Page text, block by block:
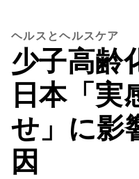
ヘルスとヘルスケア
少子高齢
日本「実
せ」に影
因